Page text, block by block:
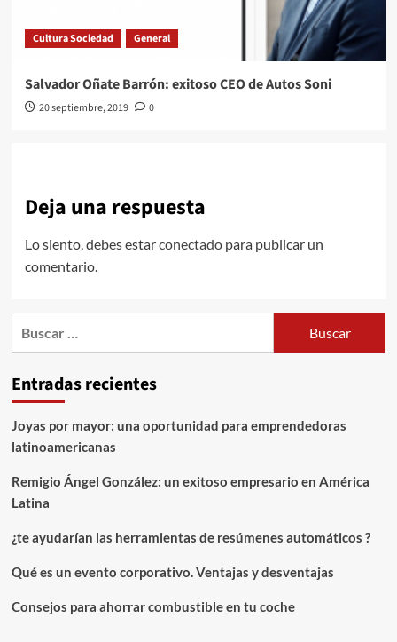
Cultura Sociedad General
Salvador Oñate Barrón: exitoso CEO de Autos Soni
20 septiembre, 2019 0
Deja una respuesta
Lo siento, debes estarconectadopara publicar un
comentario.
Entradas recientes
Joyas por mayor: una oportunidad para emprendedoras
latinoamericanas
Remigio Ángel González: un exitoso empresario en América
Latina
¿te ayudarían las herramientas de resúmenes automáticos ?
Qué es un evento corporativo. Ventajas y desventajas
Consejos para ahorrar combustible en tu coche